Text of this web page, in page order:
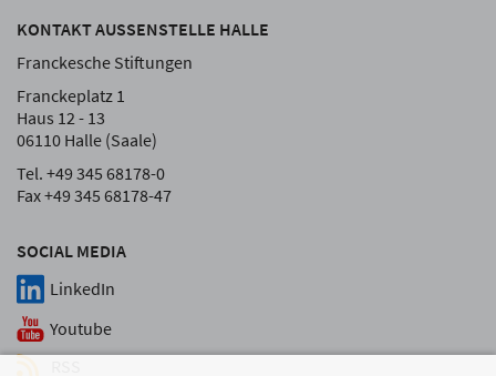
SOCIAL MEDIA
LinkedIn
Youtube
KONTAKT AUSSENSTELLE HALLE
Franckesche Stiftungen
Franckeplatz 1
Haus 12 - 13
06110 Halle (Saale)
Tel. +49 345 68178-0
Fax +49 345 68178-47